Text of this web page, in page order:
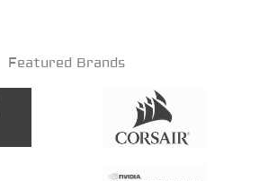
Featured Brands